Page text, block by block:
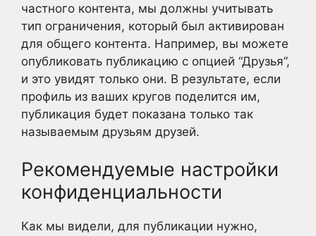
частного контента, мы должны учитывать
тип ограничения, который был активирован
для общего контента. Например, вы можете
опубликовать публикацию с опцией “Друзья”,
и это увидят только они. В результате, если
профиль из ваших кругов поделится им,
публикация будет показана только так
называемым друзьям друзей.
Рекомендуемые настройки
конфиденциальности
Как мы видели, для публикации нужно,